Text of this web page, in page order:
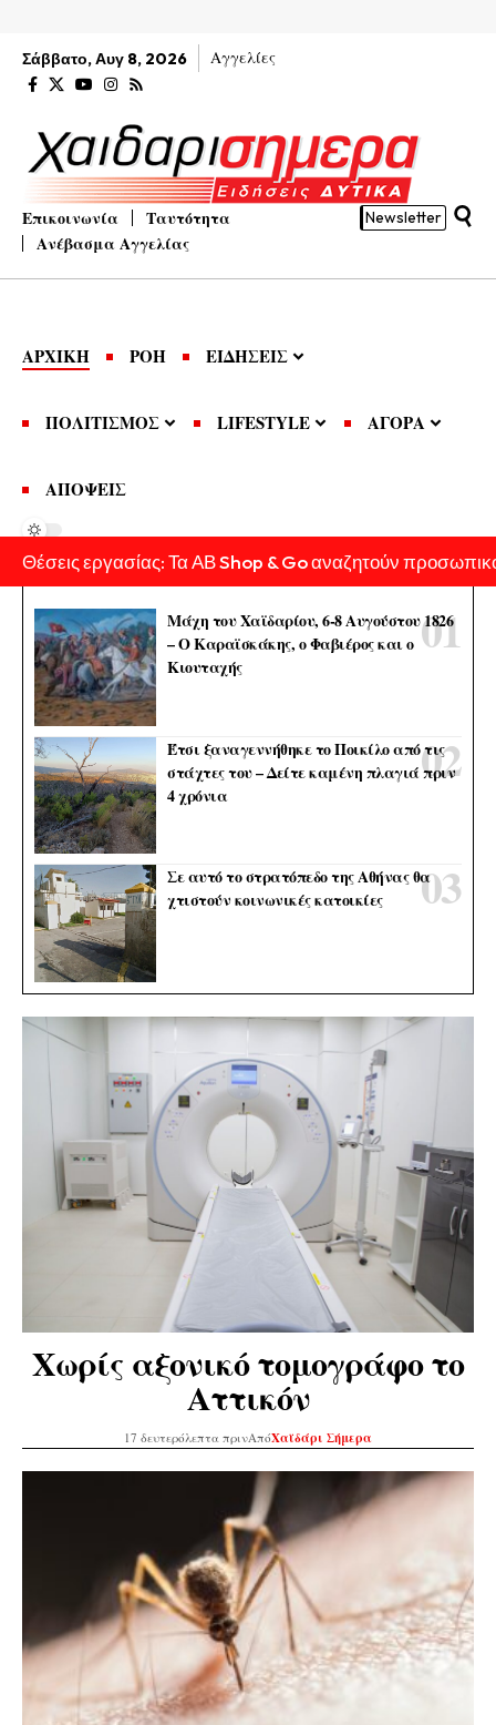
Σάββατο, Αυγ 8, 2026 Αγγελίες
Επικοινωνία
Ταυτότητα
Ανέβασμα Αγγελίας
Newsletter
ΑΡΧΙΚΗ ΡΟΗ ΕΙΔΗΣΕΙΣ
ΠΟΛΙΤΙΣΜΟΣ LIFESTYLE ΑΓΟΡΑ
ΑΠΟΨΕΙΣ
Θέσεις εργασίας: Τα ΑΒ Shop & Go αναζητούν
Μάχη του Χαϊδαρίου, 6-8 Αυγούστου 1826
– Ο Καραϊσκάκης, ο Φαβιέρος και ο
Κιουταχής
Έτσι ξαναγεννήθηκε το Ποικίλο από τις
στάχτες του – Δείτε καμένη πλαγιά πριν
4 χρόνια
Σε αυτό το στρατόπεδο της Αθήνας θα
χτιστούν κοινωνικές κατοικίες
Χωρίς αξονικό τομογράφο το
Αττικόν
17 δευτερόλεπτα πρινΑπόΧαϊδάρι Σήμερα